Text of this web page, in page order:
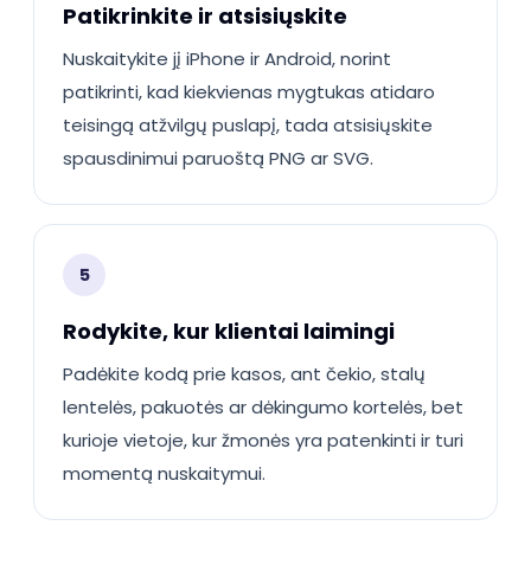
Patikrinkite ir atsisiųskite
Nuskaitykite jį iPhone ir Android, norint
patikrinti, kad kiekvienas mygtukas atidaro
teisingą atžvilgų puslapį, tada atsisiųskite
spausdinimui paruoštą PNG ar SVG.
5
Rodykite, kur klientai laimingi
Padėkite kodą prie kasos, ant čekio, stalų
lentelės, pakuotės ar dėkingumo kortelės, bet
kurioje vietoje, kur žmonės yra patenkinti ir turi
momentą nuskaitymui.